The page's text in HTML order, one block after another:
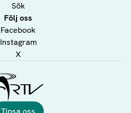
Sök
Följ oss
Facebook
Instagram
X